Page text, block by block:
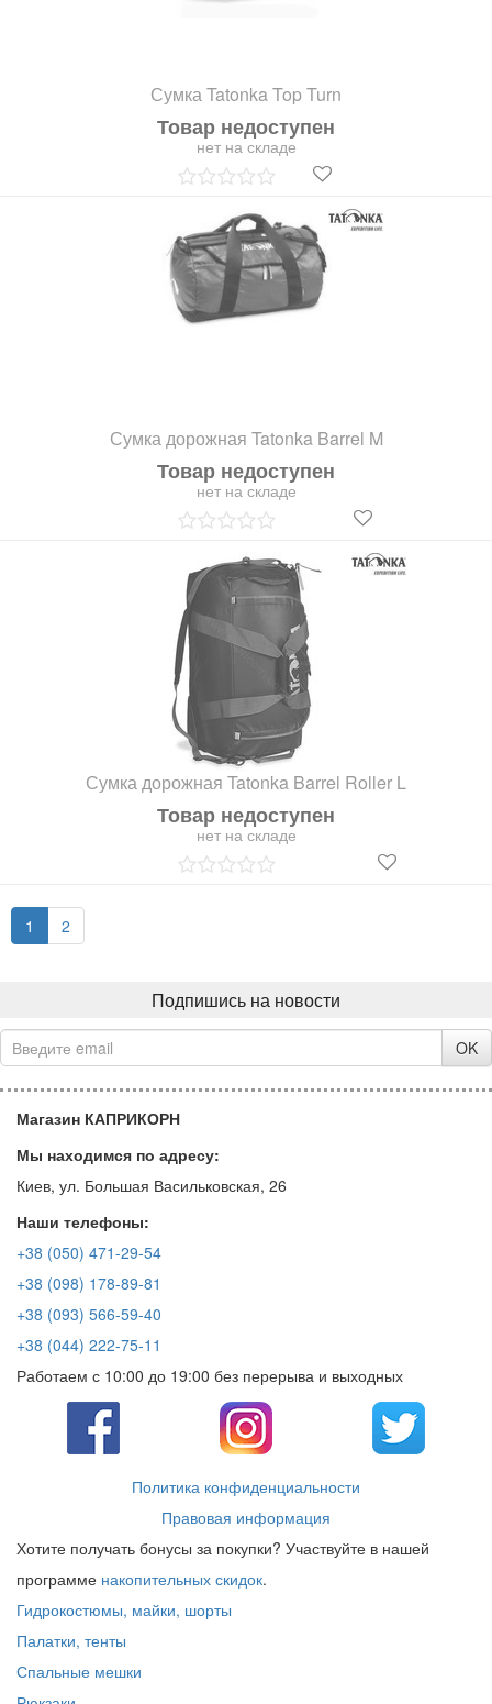
Сумка Tatonka Top Turn
Товар недоступен
нет на складе
Сумка дорожная Tatonka Barrel M
Товар недоступен
нет на складе
Сумка дорожная Tatonka Barrel Roller L
Товар недоступен
нет на складе
1 2
Подпишись на новости
OK
Магазин КАПРИКОРН
Мы находимся по адресу:
Киев, ул. Большая Васильковская, 26
Наши телефоны:
+38 (050) 471-29-54
+38 (098) 178-89-81
+38 (093) 566-59-40
+38 (044) 222-75-11
Работаем с 10:00 до 19:00 без перерыва и выходных
Политика конфиденциальности
Правовая информация
Хотите получать бонусы за покупки? Участвуйте в нашей
программе накопительных скидок.
Гидрокостюмы, майки, шорты
Палатки, тенты
Спальные мешки